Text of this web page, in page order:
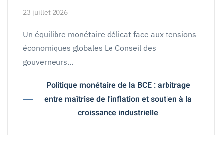
23 juillet 2026
Un équilibre monétaire délicat face aux tensions
économiques globales Le Conseil des
gouverneurs…
Politique monétaire de la BCE : arbitrage
entre maîtrise de l'inflation et soutien à la
croissance industrielle